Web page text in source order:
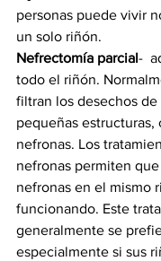
personas puede vivir
un solo riñón.
Nefrectomía parcial-
todo el riñón.
filtran los desechos de
pequeñas estructuras,
nefronas. Los
nefronas permiten
nefronas en el mismo
funcionando. Este
generalmente se
especialmente si sus